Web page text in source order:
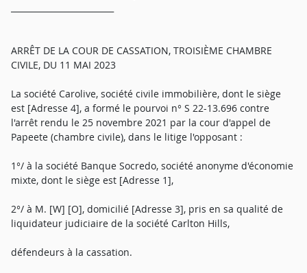
ARRÊT DE LA COUR DE CASSATION, TROISIÈME CHAMBRE
CIVILE, DU 11 MAI 2023
La société Carolive, société civile immobilière, dont le siège
est [Adresse 4], a formé le pourvoi n° S 22-13.696 contre
l'arrêt rendu le 25 novembre 2021 par la cour d'appel de
Papeete (chambre civile), dans le litige l'opposant :
1°/ à la société Banque Socredo, société anonyme d'économie
mixte, dont le siège est [Adresse 1],
2°/ à M. [W] [O], domicilié [Adresse 3], pris en sa qualité de
liquidateur judiciaire de la société Carlton Hills,
défendeurs à la cassation.